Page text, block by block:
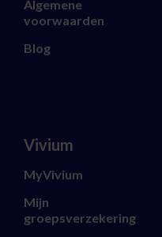
Algemene
voorwaarden
Blog
Vivium
MyVivium
Mijn
groepsverzekering